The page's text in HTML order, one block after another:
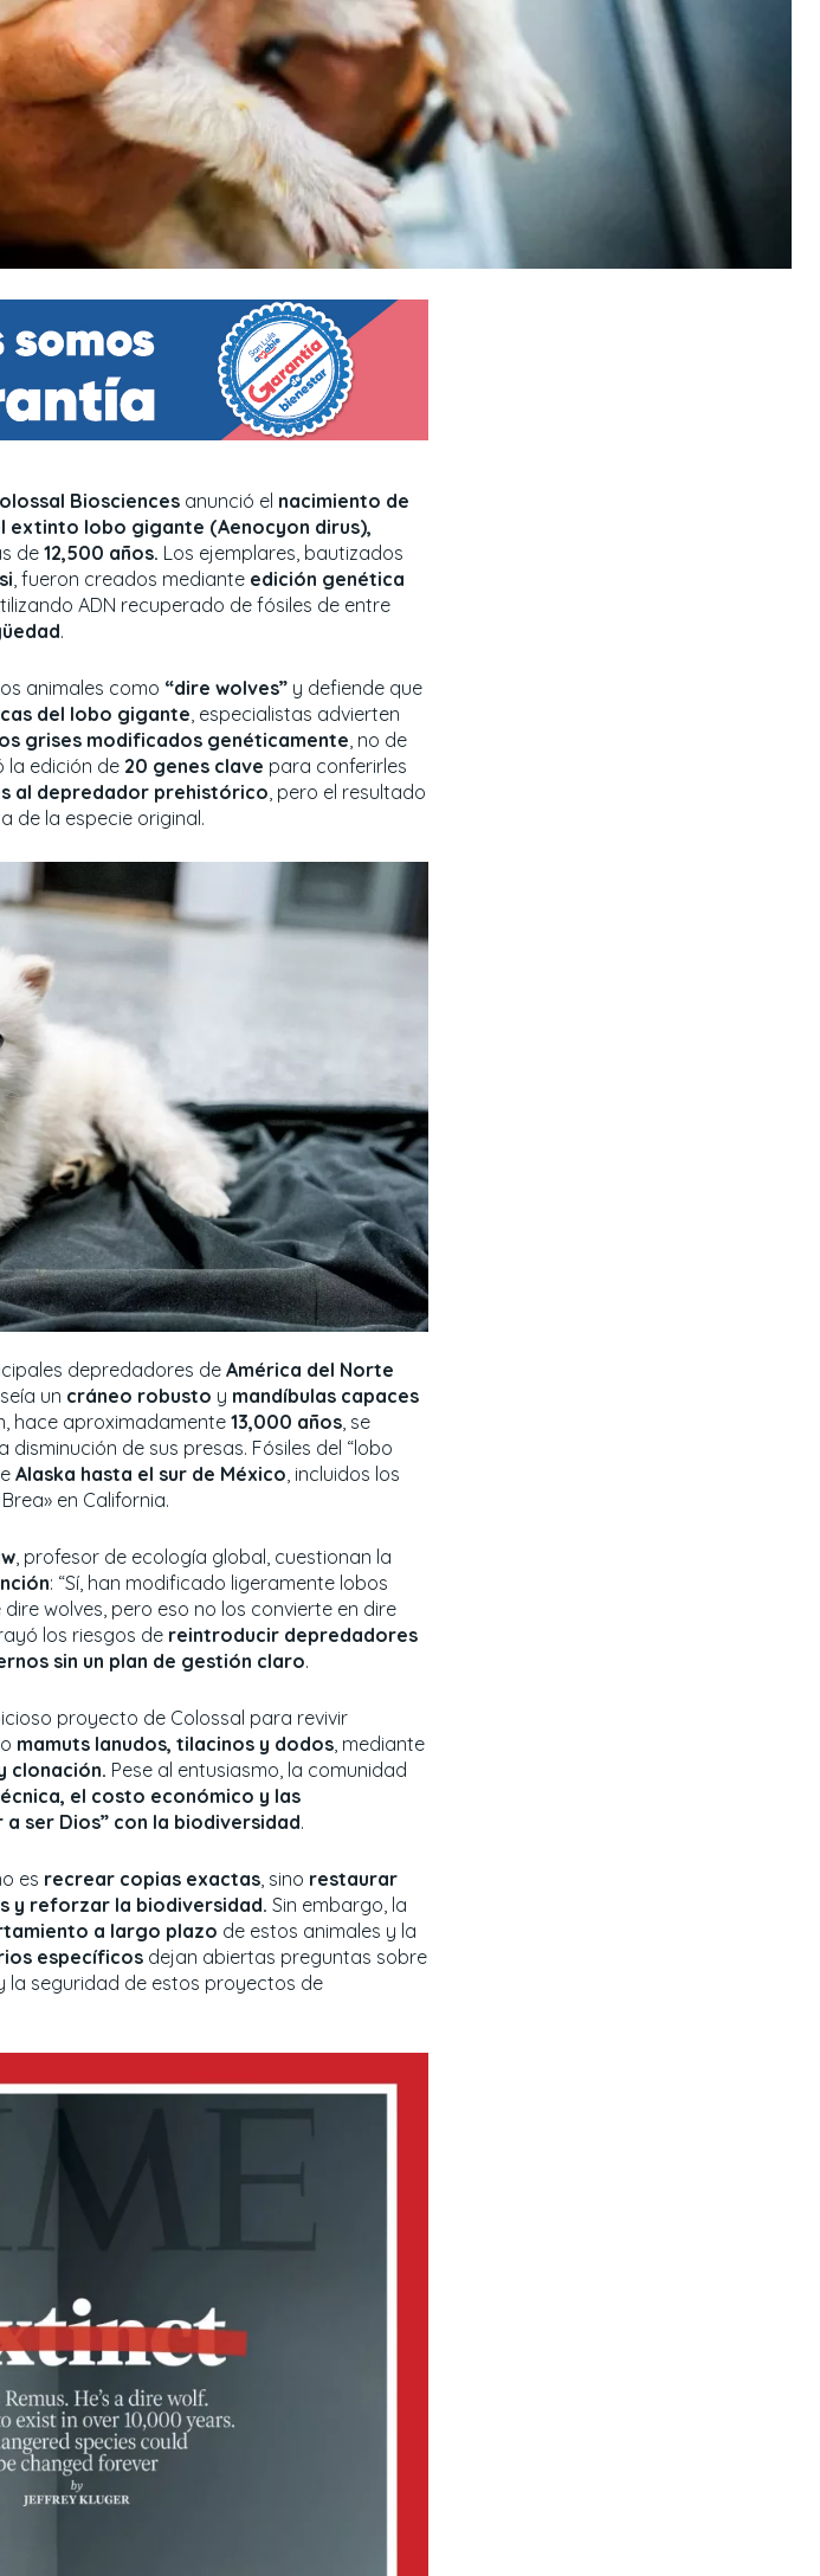
Biosciencesanunció el nacimiento de
extinto lobo gigante (Aenocyon dirus),
de 12,500 años. Los ejemplares, bautizados
, fueron creados mediante edición genética
ADN recuperado de fósiles de entre
.
animales como “dire wolves” y defiende que
del lobo gigante , especialistas advierten
grises modificados genéticamente , no de
la edición de 20 genes clave para conferirles
al depredador prehistórico , pero el resultado
de la especie original.
depredadores de América del Norte
un cráneo robusto y mandíbulas capaces
hace aproximadamente13,000 años, se
de sus presas. Fósiles del “lobo
Alaska hasta el sur de México , incluidos los
en California.
, profesor de ecología global, cuestionan la
: “Sí, han modificado ligeramente lobos
wolves, pero eso no los convierte en dire
los riesgos de reintroducir depredadores
sin un plan de gestión claro.
proyecto de Colossal para revivir
mamuts lanudos, tilacinos y dodos, mediante
clonación. Pese al entusiasmo, la comunidad
el costo económico y las
ser Dios” con la biodiversidad.
es recrear copias exactas, sino restaurar
y reforzar la biodiversidad. Sin embargo, la
a largo plazo de estos animales y la
específicosdejan abiertas preguntas sobre
la seguridad de estos proyectos de